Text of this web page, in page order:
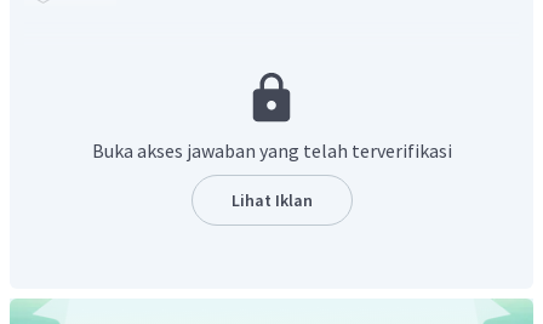
Buka akses jawaban yang telah terverifikasi
Lihat Iklan